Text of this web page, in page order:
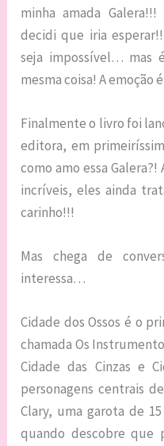
minha amada
decidi que iria
seja impossível… mas
mesma coisa! A emoção
Finalmente o livro foi
editora, em
como amo essa
incríveis, eles ainda
carinho!!!
Mas chega de
interessa…
Cidade dos Ossos é o
chamada Os
Cidade das Cinzas e
personagens centrais
Clary, uma garota de
quando descobre que